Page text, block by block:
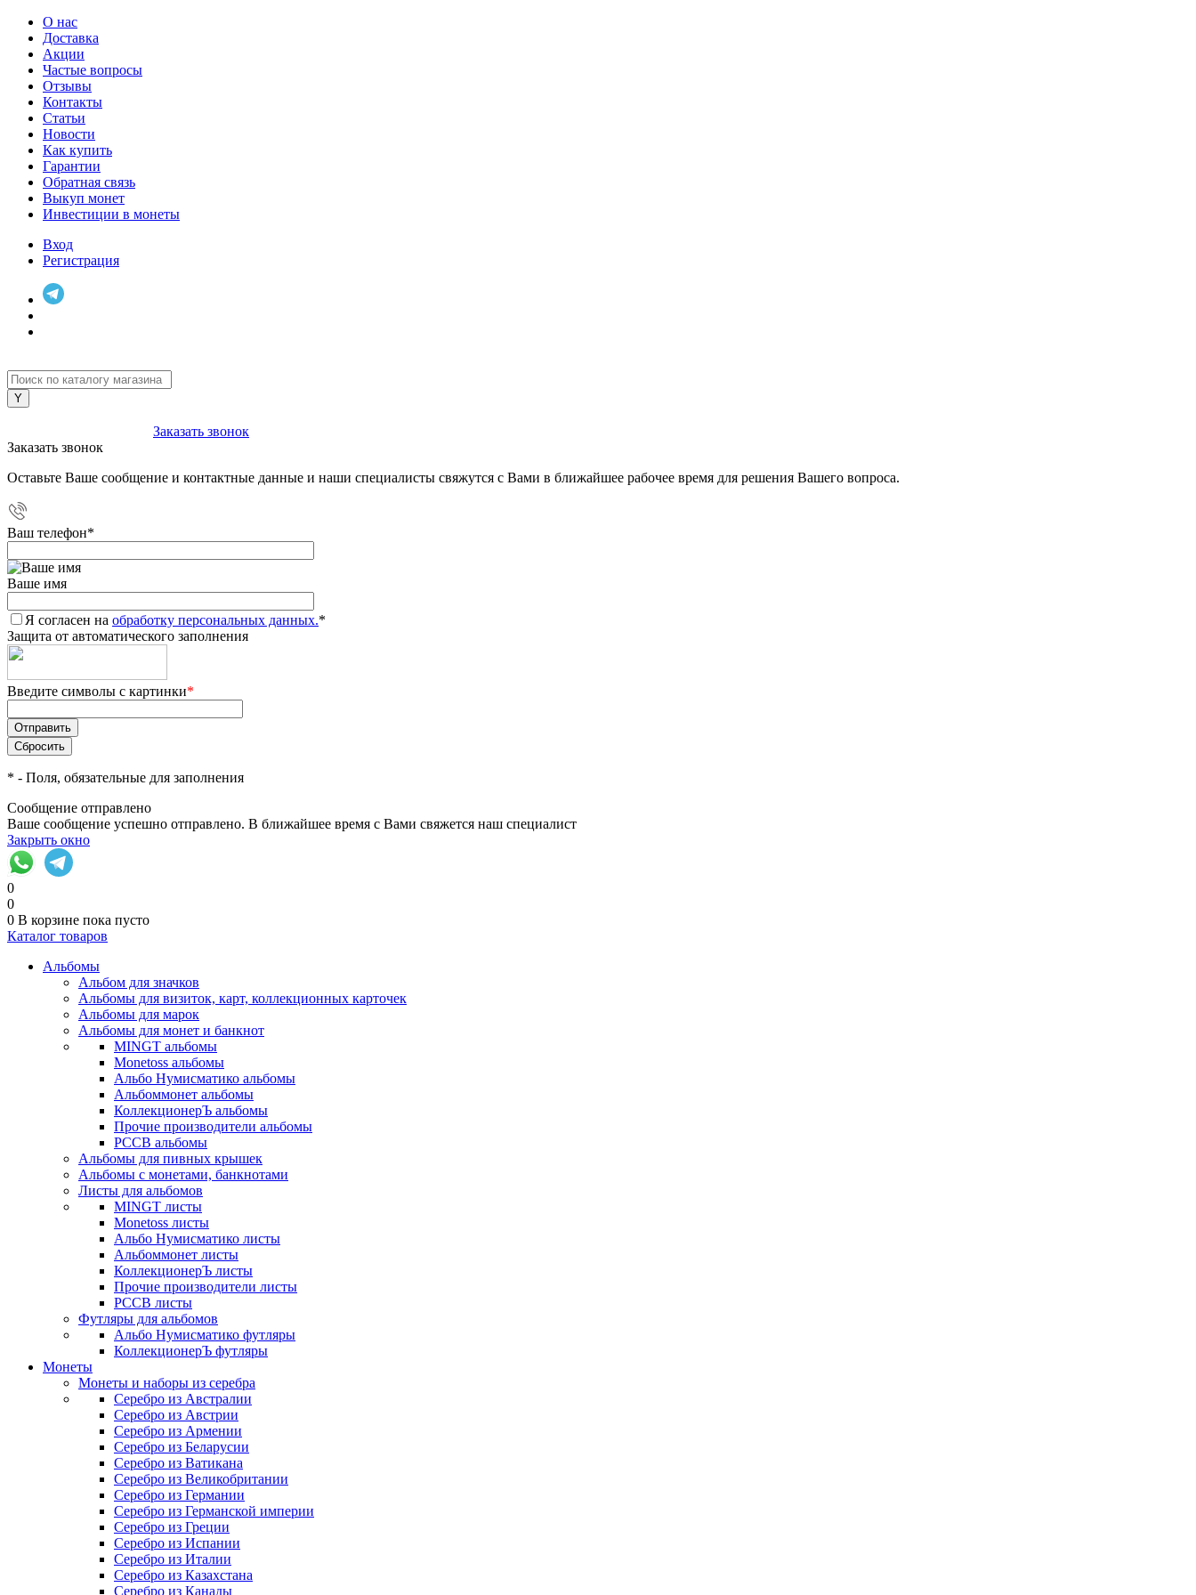
О нас
Доставка
Акции
Частые вопросы
Отзывы
Контакты
Статьи
Новости
Как купить
Гарантии
Обратная связь
Выкуп монет
Инвестиции в монеты
Вход
Регистрация
Заказать звонок
Заказать звонок
Оставьте Ваше сообщение и контактные данные и наши специалисты свяжутся с Вами в ближайшее рабочее время для решения Вашего вопроса.
Ваш телефон*
Ваше имя
Я согласен на обработку персональных данных.*
Защита от автоматического заполнения
Введите символы с картинки*
* - Поля, обязательные для заполнения
Сообщение отправлено
Ваше сообщение успешно отправлено. В ближайшее время с Вами свяжется наш специалист
Закрыть окно
0
0
0 В корзине пока пусто
Каталог товаров
Альбомы
Альбом для значков
Альбомы для визиток, карт, коллекционных карточек
Альбомы для марок
Альбомы для монет и банкнот
MINGT альбомы
Monetoss альбомы
Альбо Нумисматико альбомы
Альбоммонет альбомы
КоллекционерЪ альбомы
Прочие производители альбомы
РССВ альбомы
Альбомы для пивных крышек
Альбомы с монетами, банкнотами
Листы для альбомов
MINGT листы
Monetoss листы
Альбо Нумисматико листы
Альбоммонет листы
КоллекционерЪ листы
Прочие производители листы
РССВ листы
Футляры для альбомов
Альбо Нумисматико футляры
КоллекционерЪ футляры
Монеты
Монеты и наборы из серебра
Серебро из Австралии
Серебро из Австрии
Серебро из Армении
Серебро из Беларусии
Серебро из Ватикана
Серебро из Великобритании
Серебро из Германии
Серебро из Германской империи
Серебро из Греции
Серебро из Испании
Серебро из Италии
Серебро из Казахстана
Серебро из Канады